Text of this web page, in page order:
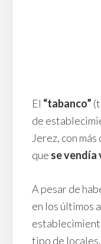
El “tabanco”
de
Jerez, con
que se vendía
A pesar de
en los últimos
tipo de